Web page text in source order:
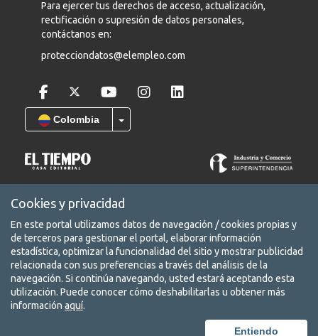
Para ejercer tus derechos de acceso, actualización,
rectificación o supresión de datos personales,
contáctanos en:
protecciondatos@elempleo.com
Colombia
COPYRIGHT © 2026 Leadearsearch S.A.S Prohibida su reproducción
total o parcial, así como su traducción a cualquier idioma sin
autorización escrita de su titular. elempleo.com es un producto de
Leadearsearch S.A.S. Nit. 8300651578.
Términos y condiciones
Aviso de privacidad
Protección de datos
Cookies y privacidad
En este portal utilizamos datos de navegación / cookies propias y
de terceros para gestionar el portal, elaborar información
estadística, optimizar la funcionalidad del sitio y mostrar publicidad
relacionada con sus preferencias a través del análisis de la
navegación. Si continúa navegando, usted estará aceptando esta
utilización. Puede conocer cómo deshabilitarlas u obtener más
información aquí.
Entiendo